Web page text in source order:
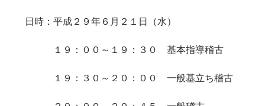
日時：平成２９年６月２１日（水）
１９：００～１９：３０ 基本指導稽古
１９：３０～２０：００ 一般基立ち稽古